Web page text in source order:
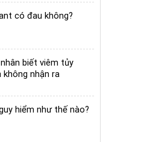
có đau không?
biết viêm tủy
không nhận ra
hiểm như thế nào?